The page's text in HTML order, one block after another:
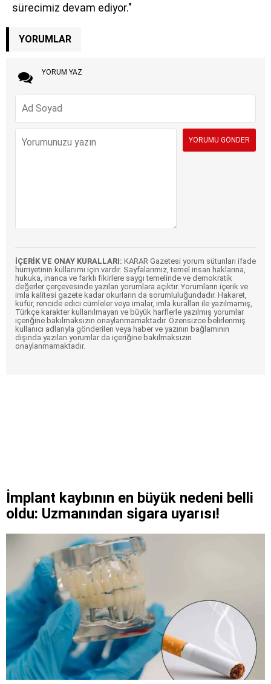
sürecimiz devam ediyor."
YORUMLAR
YORUM YAZ
İÇERİK VE ONAY KURALLARI: KARAR Gazetesi yorum sütunları ifade
hürriyetinin kullanımı için vardır. Sayfalarımız, temel insan haklarına,
hukuka, inanca ve farklı fikirlere saygı temelinde ve demokratik
değerler çerçevesinde yazılan yorumlara açıktır. Yorumların içerik ve
imla kalitesi gazete kadar okurların da sorumluluğundadır. Hakaret,
küfür, rencide edici cümleler veya imalar, imla kuralları ile yazılmamış,
Türkçe karakter kullanılmayan ve büyük harflerle yazılmış yorumlar
içeriğine bakılmaksızın onaylanmamaktadır. Özensizce belirlenmiş
kullanıcı adlarıyla gönderilen veya haber ve yazının bağlamının
dışında yazılan yorumlar da içeriğine bakılmaksızın
onaylanmamaktadır.
İmplant kaybının en büyük nedeni belli
oldu: Uzmanından sigara uyarısı!